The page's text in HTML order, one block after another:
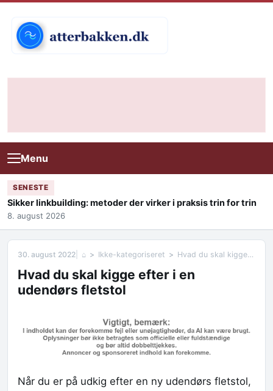
Menu
SENESTE
Sikker linkbuilding: metoder der virker i praksis trin for trin
8. august 2026
30. august 2022 ⌂ Ikke-kategoriseret Hvad du skal kigge efter i en udendørs fletstol
Hvad du skal kigge efter i en
udendørs fletstol
Når du er på udkig efter en ny udendørs fletstol,